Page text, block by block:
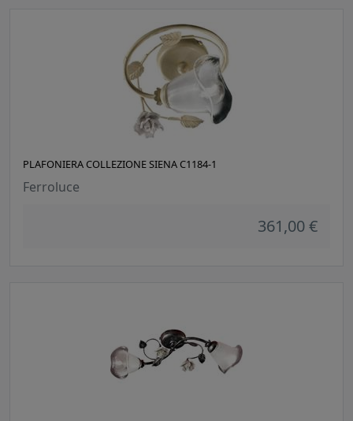
PLAFONIERA COLLEZIONE SIENA C1184-1
Ferroluce
361,00 €